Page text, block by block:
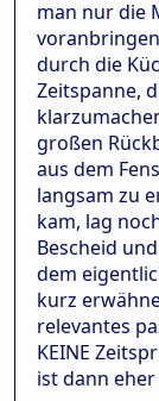
man nur die
durch die
Zeitspanne,
großen
aus dem
langsam zu
kam, lag
Bescheid
dem
kurz
relevantes
KEINE
ist dann eher